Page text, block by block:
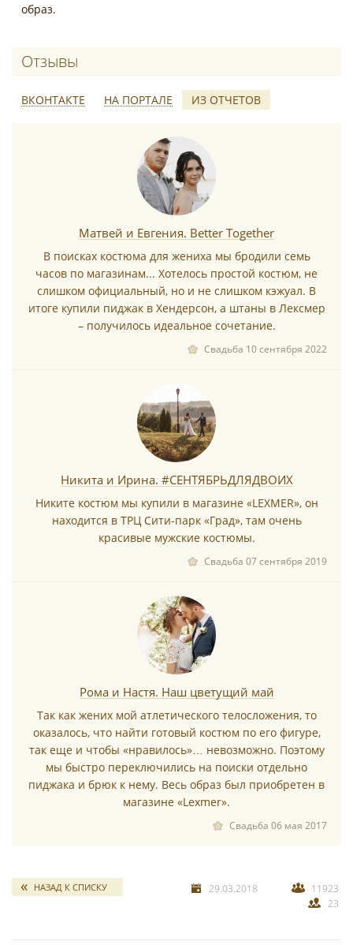
образ.
Отзывы о Lexmer
ВКОНТАКТЕ НА ПОРТАЛЕ ИЗ ОТЧЕТОВ
*
*
Матвей и Евгения. Better Together
В поисках костюма для жениха мы бродили семь
часов по магазинам... Хотелось простой костюм, не
слишком официальный, но и не слишком кэжуал. В
итоге купили пиджак в Хендерсон, а штаны в Лексмер
– получилось идеальное сочетание.
Свадьба 10 сентября 2022
Никита и Ирина. #СЕНТЯБРЬДЛЯДВОИХ
Никите костюм мы купили в магазине «LEXMER», он
находится в ТРЦ Сити-парк «Град», там очень
красивые мужские костюмы.
Свадьба 07 сентября 2019
Рома и Настя. Наш цветущий май
Так как жених мой атлетического телосложения, то
оказалось, что найти готовый костюм по его фигуре,
так еще и чтобы «нравилось»… невозможно. Поэтому
мы быстро переключились на поиски отдельно
пиджака и брюк к нему. Весь образ был приобретен в
магазине «Lexmer».
Свадьба 06 мая 2017
НАЗАД К СПИСКУ 29.03.2018
11923
23